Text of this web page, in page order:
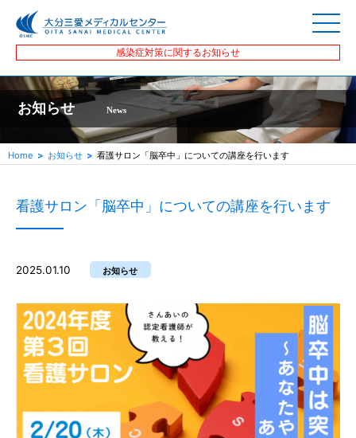
感染症対策に関するお知らせ
お知らせ News
Home お知らせ 看護サロン「脳卒中」についての講座を行います
看護サロン「脳卒中」についての講座を行います
2025.01.10 お知らせ